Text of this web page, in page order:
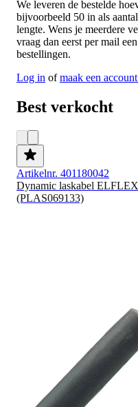
We leveren de bestelde
bijvoorbeeld 50 in als
lengte. Wens je meerdere
vraag dan eerst per mail
bestellingen.
Log in ofmaak een
Best verkocht
Artikelnr. 401180042
Dynamic laskabel
(PLAS069133)